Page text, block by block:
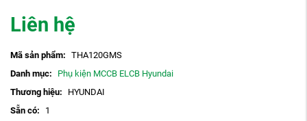
Liên hệ
Mã sản phẩm: THA120GMS
Danh mục:
Phụ kiện MCCB ELCB Hyundai
Thương hiệu:
HYUNDAI
Sẵn có:
1